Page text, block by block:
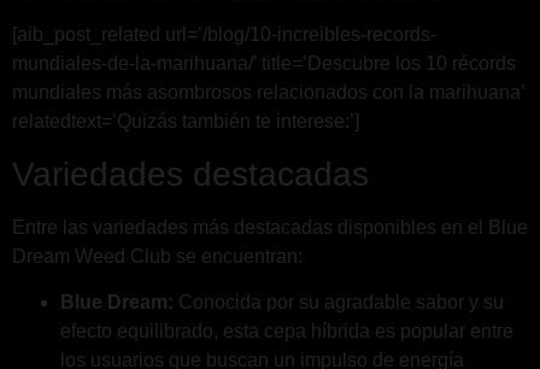
[aib_post_related url=’/blog/10-increibles-records-
mundiales-de-la-marihuana/’ title=’Descubre los 10 récords
mundiales más asombrosos relacionados con la marihuana’
relatedtext=’Quizás también te interese:’]
Variedades destacadas
Entre las variedades más destacadas disponibles en el Blue
Dream Weed Club se encuentran:
Blue Dream: Conocida por su agradable sabor y su
efecto equilibrado, esta cepa híbrida es popular entre
los usuarios que buscan un impulso de energía